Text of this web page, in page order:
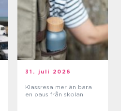
31. juli 2026
Klassresa mer än bara
en paus från skolan